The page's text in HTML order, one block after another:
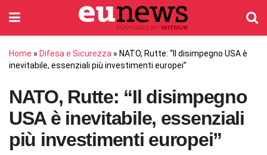
Home » Difesa e Sicurezza » NATO, Rutte: “Il disimpegno USA è
inevitabile, essenziali più investimenti europei”
NATO, Rutte: “Il disimpegno
USA è inevitabile, essenziali
più investimenti europei”